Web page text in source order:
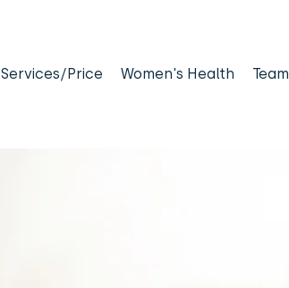
Services/Price Women's Health Team